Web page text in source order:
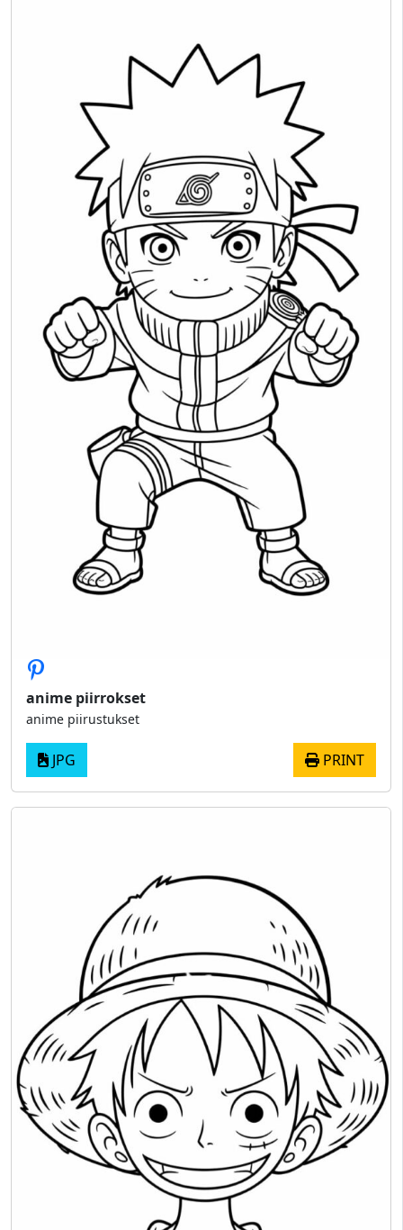
anime piirrokset
anime piirustukset
JPG PRINT